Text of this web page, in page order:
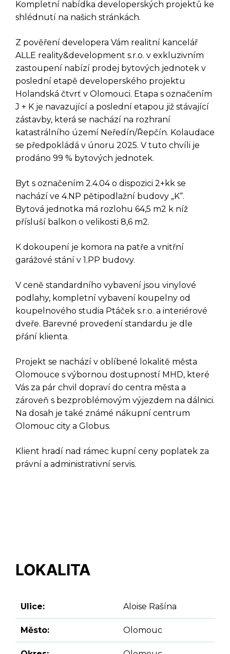
Kompletní nabídka developerských projektů ke
shlédnutí na našich stránkách.
Z pověření developera Vám realitní kancelář
ALLE reality&development s.r.o. v exkluzivním
zastoupení nabízí prodej bytových jednotek v
poslední etapě developerského projektu
Holandská čtvrť v Olomouci. Etapa s označením
J + K je navazující a poslední etapou již stávající
zástavby, která se nachází na rozhraní
katastrálního území Neředín/Řepčín. Kolaudace
se předpokládá v únoru 2025. V tuto chvíli je
prodáno 99 % bytových jednotek.
Byt s označením 2.4.04 o dispozici 2+kk se
nachází ve 4.NP pětipodlažní budovy „K“.
Bytová jednotka má rozlohu 64,5 m2 k níž
přísluší balkon o velikosti 8,6 m2.
K dokoupení je komora na patře a vnitřní
garážové stání v 1.PP budovy.
V ceně standardního vybavení jsou vinylové
podlahy, kompletní vybavení koupelny od
koupelnového studia Ptáček s.r.o. a interiérové
dveře. Barevné provedení standardu je dle
přání klienta.
Projekt se nachází v oblíbené lokalitě města
Olomouce s výbornou dostupností MHD, které
Vás za pár chvil dopraví do centra města a
zároveň s bezproblémovým výjezdem na dálnici.
Na dosah je také známé nákupní centrum
Olomouc city a Globus.
Klient hradí nad rámec kupní ceny poplatek za
právní a administrativní servis.
LOKALITA
Ulice: Aloise Rašína
Město: Olomouc
DOTAZ K TÉTO
NEMOVITOSTI